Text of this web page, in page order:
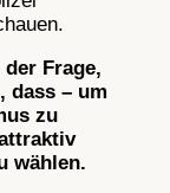
Frage,
dass – um
zu
wählen.